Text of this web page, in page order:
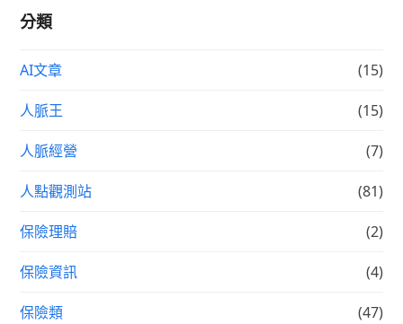
分類
AI文章 (15)
人脈王 (15)
人脈經營 (7)
人點觀測站 (81)
保險理賠 (2)
保險資訊 (4)
保險類 (47)